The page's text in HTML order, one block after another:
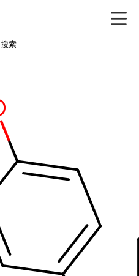
搜索